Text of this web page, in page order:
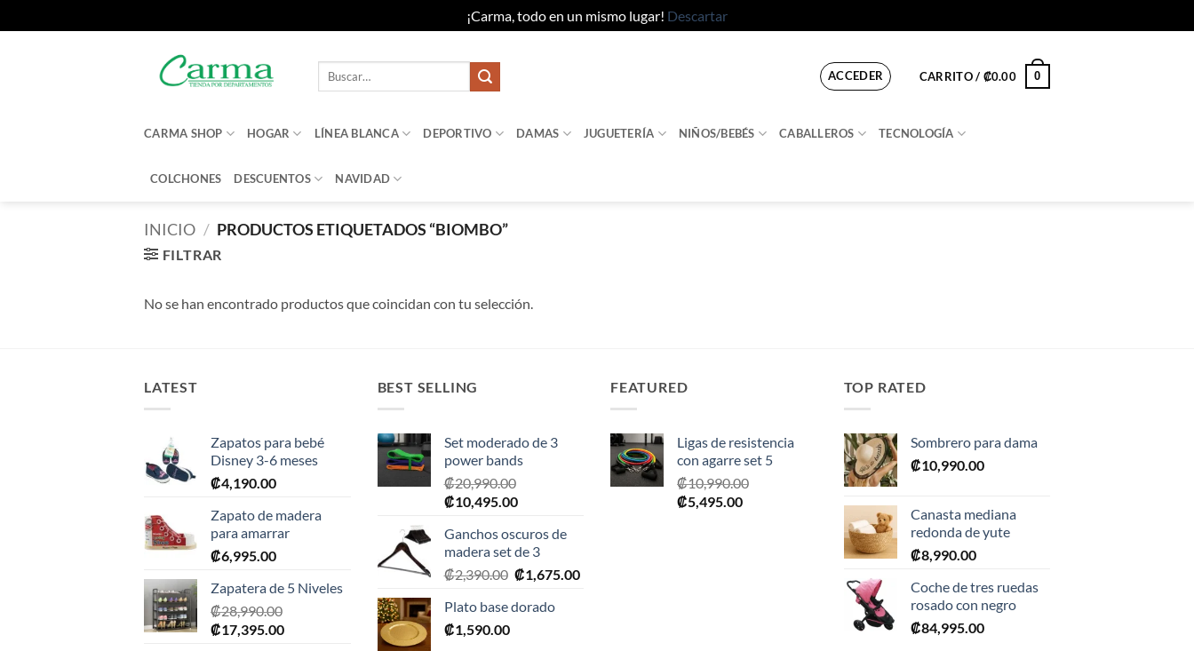
¡Carma, todo en un mismo lugar! Descartar
Buscar
ACCEDER CARRITO / ₡0.00 0
CARMA SHOP HOGAR LÍNEA BLANCA DEPORTIVO DAMAS JUGUETERÍA NIÑOS/BEBÉS CABALLEROS TECNOLOGÍA
COLCHONES DESCUENTOS NAVIDAD
INICIO / PRODUCTOS ETIQUETADOS “BIOMBO”
FILTRAR
No se han encontrado productos que coincidan con tu selección.
LATEST
Zapatos para bebé
Disney 3-6 meses
₡4,190.00
Zapato de madera
para amarrar
₡6,995.00
Zapatera de 5 Niveles
₡28,990.00
El
₡17,395.00El
BEST SELLING
Set moderado de 3
power bands
₡20,990.00
El
original
era:
₡20,990.00.
₡10,495.00El
actual
es:
₡10,495.00.
Ganchos oscuros de
madera set de 3
₡2,390.00 El
original
₡1,675.00El
Plato base dorado
₡1,590.00
FEATURED
Ligas de resistencia
con agarre set 5
₡10,990.00
El
₡5,495.00El
TOP RATED
Sombrero para dama
₡10,990.00
Canasta mediana
redonda de yute
₡8,990.00
Coche de tres ruedas
rosado con negro
₡84,995.00